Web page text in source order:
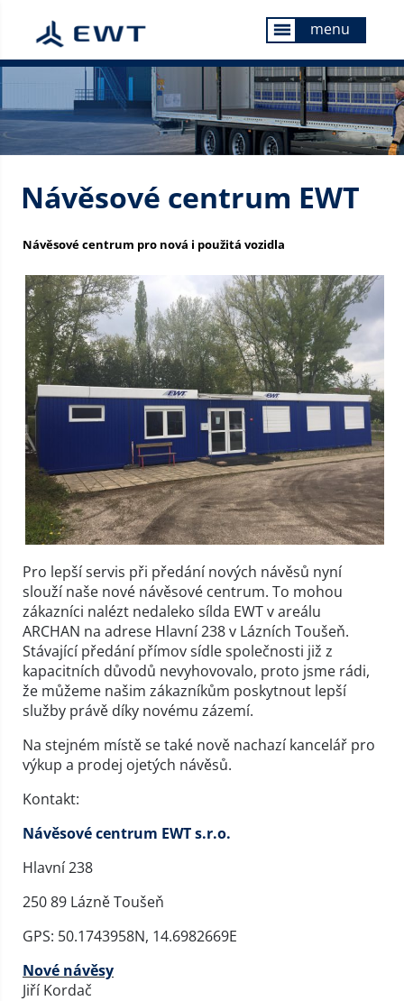
menu menu
Návěsové centrum EWT
Návěsové centrum pro nová i použitá vozidla
Pro lepší servis při předání nových návěsů nyní
slouží naše nové návěsové centrum. To mohou
zákazníci nalézt nedaleko sílda EWT v areálu
ARCHAN na adrese Hlavní 238 v Lázních Toušeň.
Stávající předání přímov sídle společnosti již z
kapacitních důvodů nevyhovovalo, proto jsme rádi,
že můžeme našim zákazníkům poskytnout lepší
služby právě díky novému zázemí.
Na stejném místě se také nově nachazí kancelář pro
výkup a prodej ojetých návěsů.
Kontakt:
Návěsové centrum EWT s.r.o.
Hlavní 238
250 89 Lázně Toušeň
GPS: 50.1743958N, 14.6982669E
Nové návěsy
Jiří Kordač